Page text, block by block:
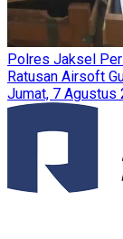
Polres Jaksel
Ratusan Airsoft
Jumat, 7 Agustus